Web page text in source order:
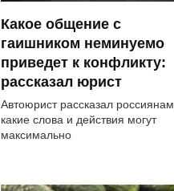
Какое общение с
гаишником неминуемо
приведет к конфликту:
рассказал юрист
Автоюрист рассказал россиянам,
какие слова и действия могут
максимально